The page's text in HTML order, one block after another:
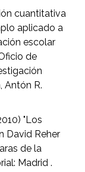
cuantitativa
aplicado a
escolar
de
Antón R.
"Los
David Reher
de la
Madrid .